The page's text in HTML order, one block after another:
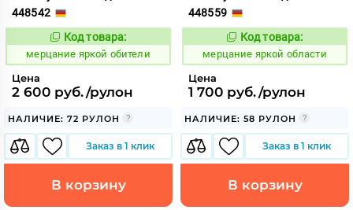
448542
975812
Код товара:
мерцание яркой обители
Цена
2 600 руб./рулон
НАЛИЧИЕ: 72 РУЛОН
Заказ в 1 клик
В корзину
448559
975813
Код товара:
мерцание яркой области
Цена
1 700 руб./рулон
НАЛИЧИЕ: 58 РУЛОН
Заказ в 1 клик
В корзину